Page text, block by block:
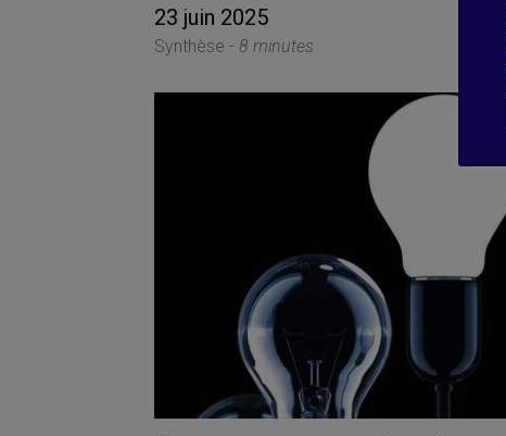
23 juin 2025
Synthèse - 8 minutes